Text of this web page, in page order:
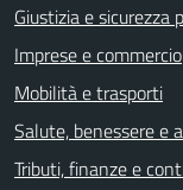
Giustizia e sicurezza
Imprese e commercio
Mobilità e trasporti
Salute, benessere e
Tributi, finanze e